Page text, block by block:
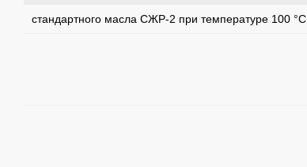
стандартного масла СЖР-2 при температуре 100 °С